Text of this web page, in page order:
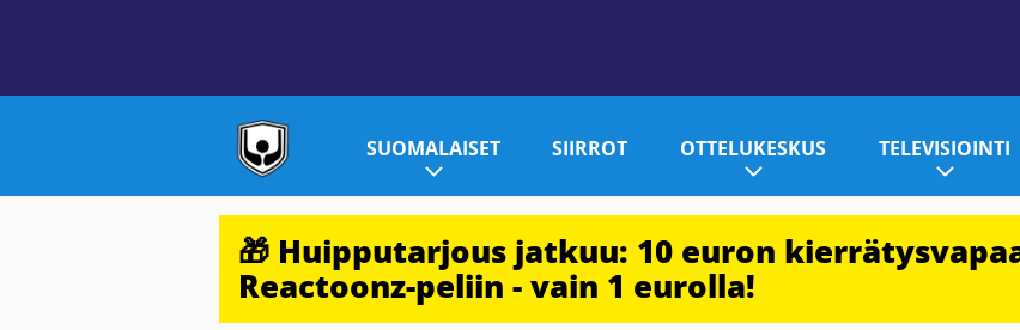
SUOMALAISET SIIRROT OTTELUKESKUS TELEVISIOINTI
🎁 Huipputarjous jatkuu: 10 euron
Reactoonz-peliin - vain 1 eurolla!